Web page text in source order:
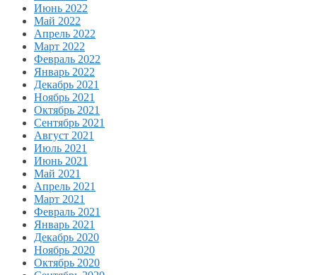
Июнь 2022
Май 2022
Апрель 2022
Март 2022
Февраль 2022
Январь 2022
Декабрь 2021
Ноябрь 2021
Октябрь 2021
Сентябрь 2021
Август 2021
Июль 2021
Июнь 2021
Май 2021
Апрель 2021
Март 2021
Февраль 2021
Январь 2021
Декабрь 2020
Ноябрь 2020
Октябрь 2020